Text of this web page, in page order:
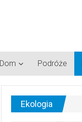
Dom Podróże
Ekologia